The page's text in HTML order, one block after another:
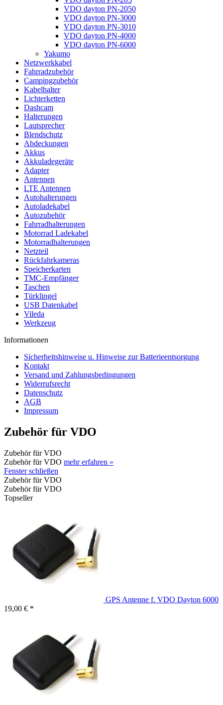
VDO dayton PN-2050
VDO dayton PN-3000
VDO dayton PN-3010
VDO dayton PN-4000
VDO dayton PN-6000
Yakumo
Netzwerkkabel
Fahrradzubehör
Campingzubehör
Kabelhalter
Lichterketten
Dashcam
Halterungen
Lautsprecher
Blendschutz
Abdeckungen
Akkus
Akkuladegeräte
Adapter
Antennen
LTE Antennen
Autohalterungen
Autoladekabel
Autozubehör
Fahrradhalterungen
Motorrad Ladekabel
Motorradhalterungen
Netzteil
Rückfahrkameras
Speicherkarten
TMC-Empfänger
Taschen
Türklingel
USB Datenkabel
Vileda
Werkzeug
Informationen
Sicherheitshinweise u. Hinweise zur Batterieentsorgung
Kontakt
Versand und Zahlungsbedingungen
Widerrufsrecht
Datenschutz
AGB
Impressum
Zubehör für VDO
Zubehör für VDO
Zubehör für VDO mehr erfahren »
Fenster schließen
Zubehör für VDO
Zubehör für VDO
Topseller
GPS Antenne f. VDO Dayton 6000
19,00 € *